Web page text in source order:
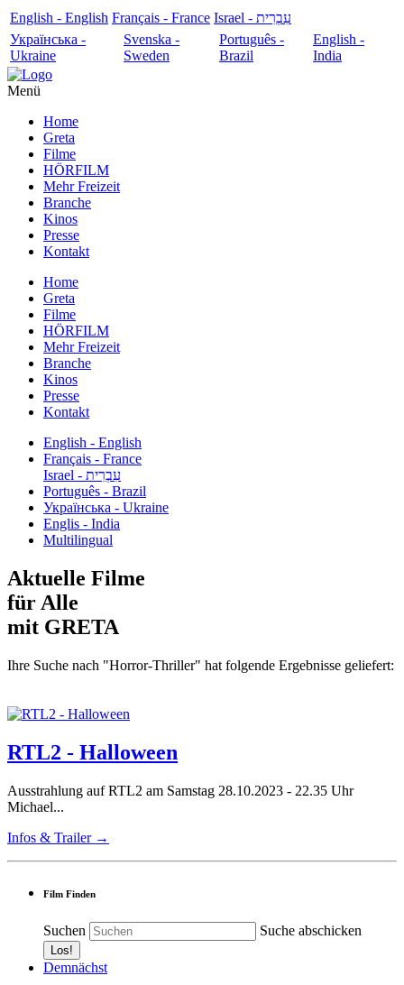
English - English Français - France
עִבְרִית - Israel
Українська -
Ukraine
Svenska -
Sweden
Português -
Brazil
English -
India
Menü
Home
Greta
Filme
HÖRFILM
Mehr Freizeit
Branche
Kinos
Presse
Kontakt
Home
Greta
Filme
HÖRFILM
Mehr Freizeit
Branche
Kinos
Presse
Kontakt
English - English
Français - France
עִבְרִית - Israel
Português - Brazil
Українська - Ukraine
Englis - India
Multilingual
Aktuelle Filme
für Alle
mit GRETA
Ihre Suche nach "Horror-Thriller" hat folgende Ergebnisse geliefert:
RTL2 - Halloween
Ausstrahlung auf RTL2 am Samstag 28.10.2023 - 22.35 Uhr
Michael...
Infos & Trailer →
Film Finden
Suchen Suche abschicken
Demnächst